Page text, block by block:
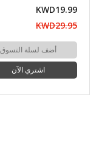
KWD19.99
KWD29.95
أضف لسلة التسوق
اشتري الآن